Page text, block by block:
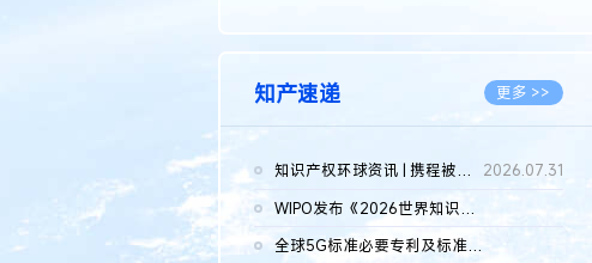
知产速递 更多 >>
知识产权环球资讯 | 携程被市监总局罚51.79亿；瑞幸泰国商标案上...
2026.07.31
WIPO发布《2026世界知识产权报告》 含报告全文
全球5G标准必要专利及标准提案研究报告（2026年）全文发布